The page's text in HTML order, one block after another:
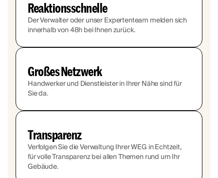
Reaktionsschnelle
Der Verwalter oder unser Expertenteam melden sich
innerhalb von 48h bei Ihnen zurück.
Großes Netzwerk
Handwerker und Dienstleister in Ihrer Nähe sind für
Sie da.
Transparenz
Verfolgen Sie die Verwaltung Ihrer WEG in Echtzeit,
für volle Transparenz bei allen Themen rund um Ihr
Gebäude.